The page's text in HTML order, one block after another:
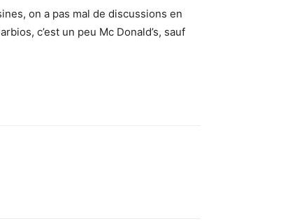
on a pas mal de discussions en
c’est un peu Mc Donald’s, sauf